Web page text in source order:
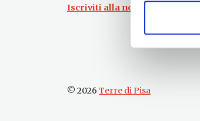
Iscriviti alla nostra Newsletter!
© 2026 Terre di Pisa